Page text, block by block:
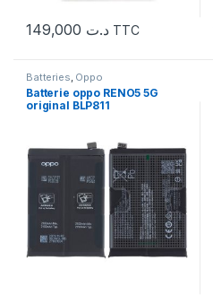
د.ت TTC
Batteries Oppo
Batterie oppo RENO5 5G
original BLP811